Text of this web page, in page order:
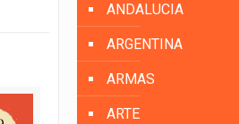
ANDALUCIA
ARGENTINA
ARMAS
ARTE